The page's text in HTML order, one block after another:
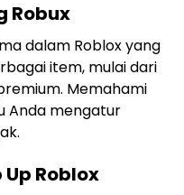
Robux
dalam Roblox yang
item, mulai dari
Memahami
Anda mengatur
Roblox